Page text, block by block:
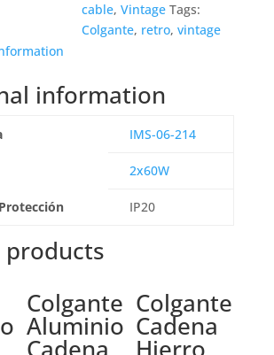
cable,Vintage Tags:
Colgante, retro,vintage
information
IMS-06-214
2x60W
IP20
products
Colgante
Aluminio
Colgante
Cadena